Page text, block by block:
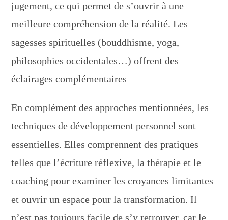
jugement, ce qui permet de s’ouvrir à une
meilleure compréhension de la réalité. Les
sagesses spirituelles (bouddhisme, yoga,
philosophies occidentales…) offrent des
éclairages complémentaires
En complément des approches mentionnées, les
techniques de développement personnel sont
essentielles. Elles comprennent des pratiques
telles que l’écriture réflexive, la thérapie et le
coaching pour examiner les croyances limitantes
et ouvrir un espace pour la transformation. Il
n’est pas toujours facile de s’y retrouver, car le